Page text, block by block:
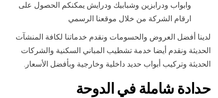
وابواب ودرابزين وشبابيك ودرايش يمكنكم الحصول على
ارقام الشركة من خلال موقعنا الرسمي
لدينا أفضل العروض والحسومات ونقدم خدماتنا لكافة المنشآت
الحديثة ونقدم أيضا خدمة تشطيب المباني السكنية والشركات
الحديثة وتركيب أبواب حديد داخلية وخارجية وبأفضل الأسعار.
حدادة شاملة في الدوحة